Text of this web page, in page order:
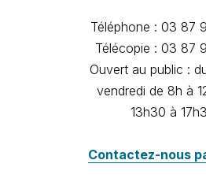
Téléphone : 03 87
Télécopie : 03 87
Ouvert au public :
vendredi de 8h à
13h30 à
Contactez-nous